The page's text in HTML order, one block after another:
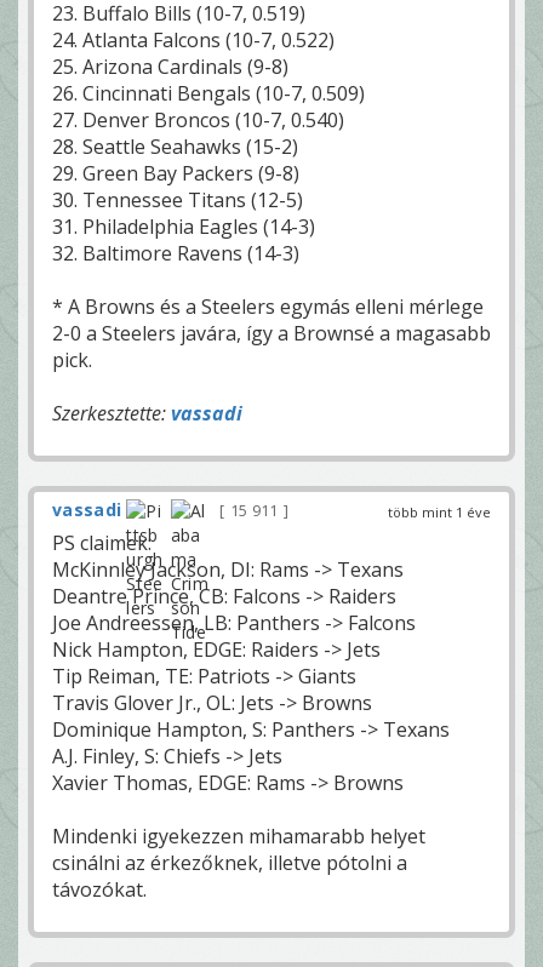
23. Buffalo Bills (10-7, 0.519)
24. Atlanta Falcons (10-7, 0.522)
25. Arizona Cardinals (9-8)
26. Cincinnati Bengals (10-7, 0.509)
27. Denver Broncos (10-7, 0.540)
28. Seattle Seahawks (15-2)
29. Green Bay Packers (9-8)
30. Tennessee Titans (12-5)
31. Philadelphia Eagles (14-3)
32. Baltimore Ravens (14-3)
* A Browns és a Steelers egymás elleni mérlege
2-0 a Steelers javára, így a Brownsé a magasabb
pick.
Szerkesztette:vassadi
több mint 1 éve
vassadi 15 911
PS claimek:
McKinnley Jackson, DI: Rams -> Texans
Deantre Prince, CB: Falcons -> Raiders
Joe Andreessen, LB: Panthers -> Falcons
Nick Hampton, EDGE: Raiders -> Jets
Tip Reiman, TE: Patriots -> Giants
Travis Glover Jr., OL: Jets -> Browns
Dominique Hampton, S: Panthers -> Texans
A.J. Finley, S: Chiefs -> Jets
Xavier Thomas, EDGE: Rams -> Browns
Mindenki igyekezzen mihamarabb helyet
csinálni az érkezőknek, illetve pótolni a
távozókat.